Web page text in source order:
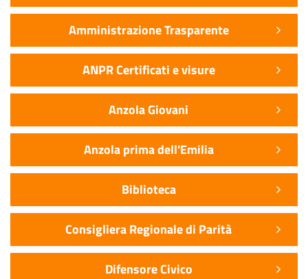
Amministrazione Trasparente
ANPR Certificati e visure
Anzola Giovani
Anzola prima dell'Emilia
Biblioteca
Consigliera Regionale di Parità
Difensore Civico